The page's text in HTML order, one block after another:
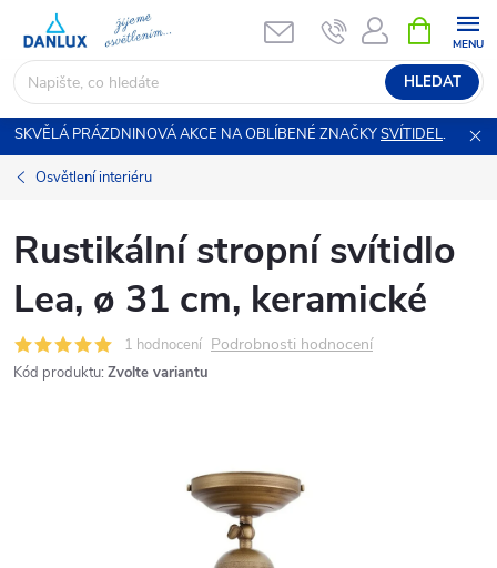
obsah
HLEDAT
NÁKUPNÍ
KOŠÍK
SKVĚLÁ PRÁZDNINOVÁ AKCE NA OBLÍBENÉ ZNAČKYSVÍTIDEL.
Osvětlení interiéru
Rustikální stropní svítidlo
Lea, ø 31 cm, keramické
1 hodnocení Podrobnosti hodnocení
Kód produktu: Zvolte variantu